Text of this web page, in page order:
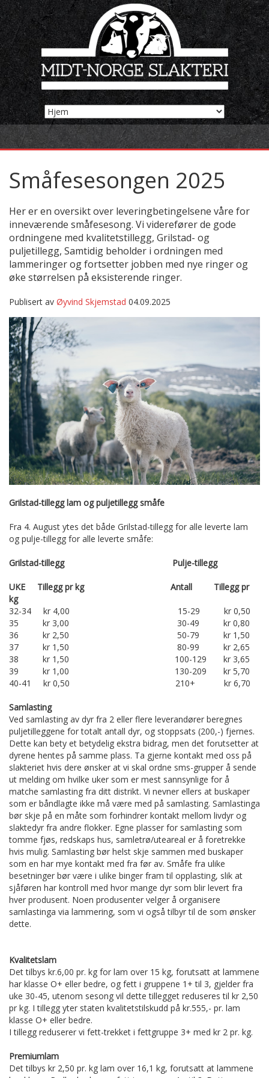
Småfesesongen 2025
Her er en oversikt over leveringbetingelsene våre for
inneværende småfesesong. Vi viderefører de gode
ordningene med kvalitetstillegg, Grilstad- og
puljetillegg, Samtidig beholder i ordningen med
lammeringer og fortsetter jobben med nye ringer og
øke størrelsen på eksisterende ringer.
Publisert av Øyvind Skjemstad 04.09.2025
Grilstad-tillegg lam og puljetillegg småfe
Fra 4. August ytes det både Grilstad-tillegg for alle leverte lam
og pulje-tillegg for alle leverte småfe:
Grilstad-tillegg Pulje-tillegg
UKE Tillegg pr kg Antall Tillegg pr
kg
32-34 kr 4,00 15-29 kr 0,50
35 kr 3,00 30-49 kr 0,80
36 kr 2,50 50-79 kr 1,50
37 kr 1,50 80-99 kr 2,65
38 kr 1,50 100-129 kr 3,65
39 kr 1,00 130-209 kr 5,70
40-41 kr 0,50 210+ kr 6,70
Samlasting
Ved samlasting av dyr fra 2 eller flere leverandører beregnes
puljetilleggene for totalt antall dyr, og stoppsats (200,-) fjernes.
Dette kan bety et betydelig ekstra bidrag, men det forutsetter at
dyrene hentes på samme plass. Ta gjerne kontakt med oss på
slakteriet hvis dere ønsker at vi skal ordne sms-grupper å sende
ut melding om hvilke uker som er mest sannsynlige for å
matche samlasting fra ditt distrikt. Vi nevner ellers at buskaper
som er båndlagte ikke må være med på samlasting. Samlastinga
bør skje på en måte som forhindrer kontakt mellom livdyr og
slaktedyr fra andre flokker. Egne plasser for samlasting som
tomme fjøs, redskaps hus, samletrø/uteareal er å foretrekke
hvis mulig. Samlasting bør helst skje sammen med buskaper
som en har mye kontakt med fra før av. Småfe fra ulike
besetninger bør være i ulike binger fram til opplasting, slik at
sjåføren har kontroll med hvor mange dyr som blir levert fra
hver produsent. Noen produsenter velger å organisere
samlastinga via lammering, som vi også tilbyr til de som ønsker
dette.
Kvalitetslam
Det tilbys kr.6,00 pr. kg for lam over 15 kg, forutsatt at lammene
har klasse O+ eller bedre, og fett i gruppene 1+ til 3, gjelder fra
uke 30-45, utenom sesong vil dette tillegget reduseres til kr 2,50
pr kg. I tillegg yter staten kvalitetstilskudd på kr.555,- pr. lam
klasse O+ eller bedre.
I tillegg reduserer vi fett-trekket i fettgruppe 3+ med kr 2 pr. kg.
Premiumlam
Det tilbys kr 2,50 pr. kg lam over 16,1 kg, forutsatt at lammene